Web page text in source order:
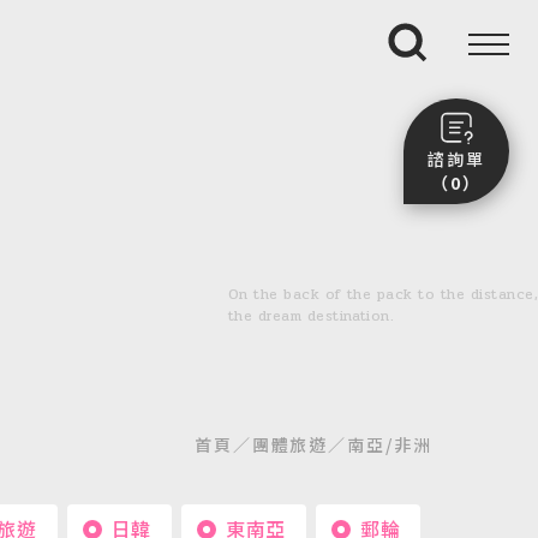
搜尋
諮詢單
（0）
前往諮詢單頁面
On the back of the pack to the distance,
the dream destination.
首頁 團體旅遊 南亞/非洲
遊 日韓 東南亞 郵輪